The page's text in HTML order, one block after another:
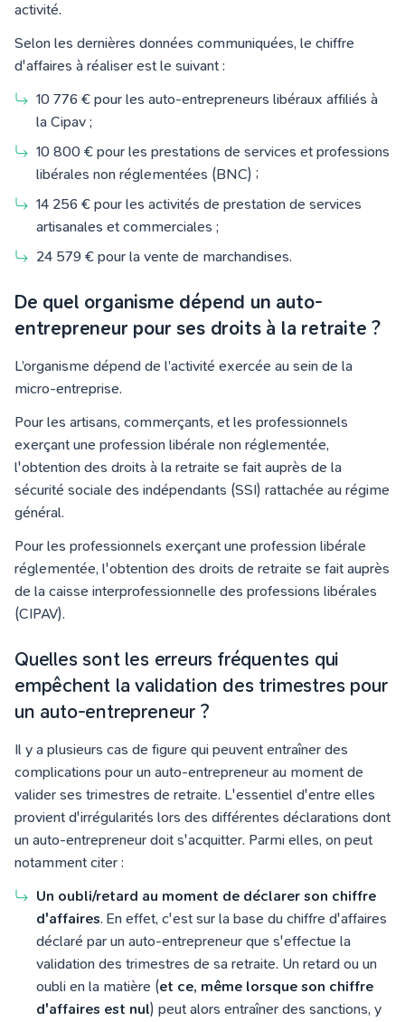
activité.
Selon les dernières données communiquées, le chiffre
d'affaires à réaliser est le suivant :
10 776 € pour les auto-entrepreneurs libéraux affiliés à
la Cipav ;
10 800 € pour les prestations de services et professions
libérales non réglementées (BNC) ;
14 256 € pour les activités de prestation de services
artisanales et commerciales ;
24 579 € pour la vente de marchandises.
De quel organisme dépend un auto-
entrepreneur pour ses droits à la retraite ?
L’organisme dépend de l’activité exercée au sein de la
micro-entreprise.
Pour les artisans, commerçants, et les professionnels
exerçant une profession libérale non réglementée,
l'obtention des droits à la retraite se fait auprès de la
sécurité sociale des indépendants (SSI) rattachée au régime
général.
Pour les professionnels exerçant une profession libérale
réglementée, l'obtention des droits de retraite se fait auprès
de la caisse interprofessionnelle des professions libérales
(CIPAV).
Quelles sont les erreurs fréquentes qui
empêchent la validation des trimestres pour
un auto-entrepreneur ?
Il y a plusieurs cas de figure qui peuvent entraîner des
complications pour un auto-entrepreneur au moment de
valider ses trimestres de retraite. L'essentiel d'entre elles
provient d'irrégularités lors des différentes déclarations dont
un auto-entrepreneur doit s'acquitter. Parmi elles, on peut
notamment citer :
Un oubli/retard au moment de déclarer son chiffre
d'affaires. En effet, c'est sur la base du chiffre d'affaires
déclaré par un auto-entrepreneur que s'effectue la
validation des trimestres de sa retraite. Un retard ou un
oubli en la matière (et ce, même lorsque son chiffre
d'affaires est nul) peut alors entraîner des sanctions, y